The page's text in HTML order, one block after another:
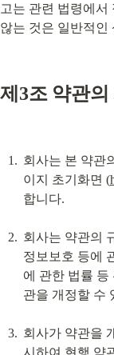
고는 관련 법령에서
않는 것은 일반적인
제3조 약관
회사는 본 약관
이지 초기화면 (
합니다.
회사는 약관의
정보보호 등에
에 관한 법률 등
관을 개정할 수
회사가 약관을
시하여 현행 약